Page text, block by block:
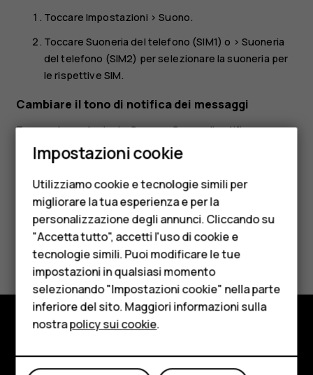
Smartphone
Cellulari
Telefoni per anziani
Accessori
HMD Terra M
Per le imprese
Tablet
Negozio
ToccareImpostazioni >Suono.
ToccareSuoneria del telefono (SIM1) o > Suoneria
del telefono (SIM2) per selezionare la suoneria per
le rispettive SIM.
Cambiare il tono di notifica dei messaggi
ToccareImpostazioni>Suono>Suono di notifica
predefinito .
Ti è stato d'aiuto?
Sì No
Impostazioni cookie
Utilizziamo cookie e tecnologie simili per
migliorare la tua esperienza e per la
personalizzazione degli annunci. Cliccando su
"Accetta tutto", accetti l'uso di cookie e
tecnologie simili. Puoi modificare le tue
impostazioni in qualsiasi momento
selezionando "Impostazioni cookie" nella parte
inferiore del sito. Maggiori informazioni sulla
nostrapolicy sui cookie.